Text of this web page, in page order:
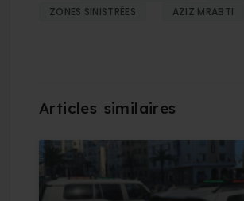
ZONES SINISTRÉES
AZIZ MRABTI